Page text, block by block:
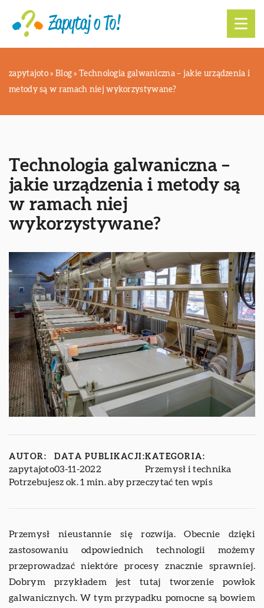
zapytajoto » Blog »Technologia galwaniczna – jakie urządzenia i
metody są w ramach niej wykorzystywane?
Technologia galwaniczna –
jakie urządzenia i metody są
w ramach niej
wykorzystywane?
AUTOR:
zapytajoto
DATA PUBLIKACJI:
03-11-2022
KATEGORIA:
Przemysł i technika
Potrzebujesz ok. 1 min. aby przeczytać ten wpis
Przemysł nieustannie się rozwija. Obecnie dzięki
zastosowaniu odpowiednich technologii możemy
przeprowadzać niektóre procesy znacznie sprawniej.
Dobrym przykładem jest tutaj tworzenie powłok
galwanicznych. W tym przypadku pomocne są bowiem